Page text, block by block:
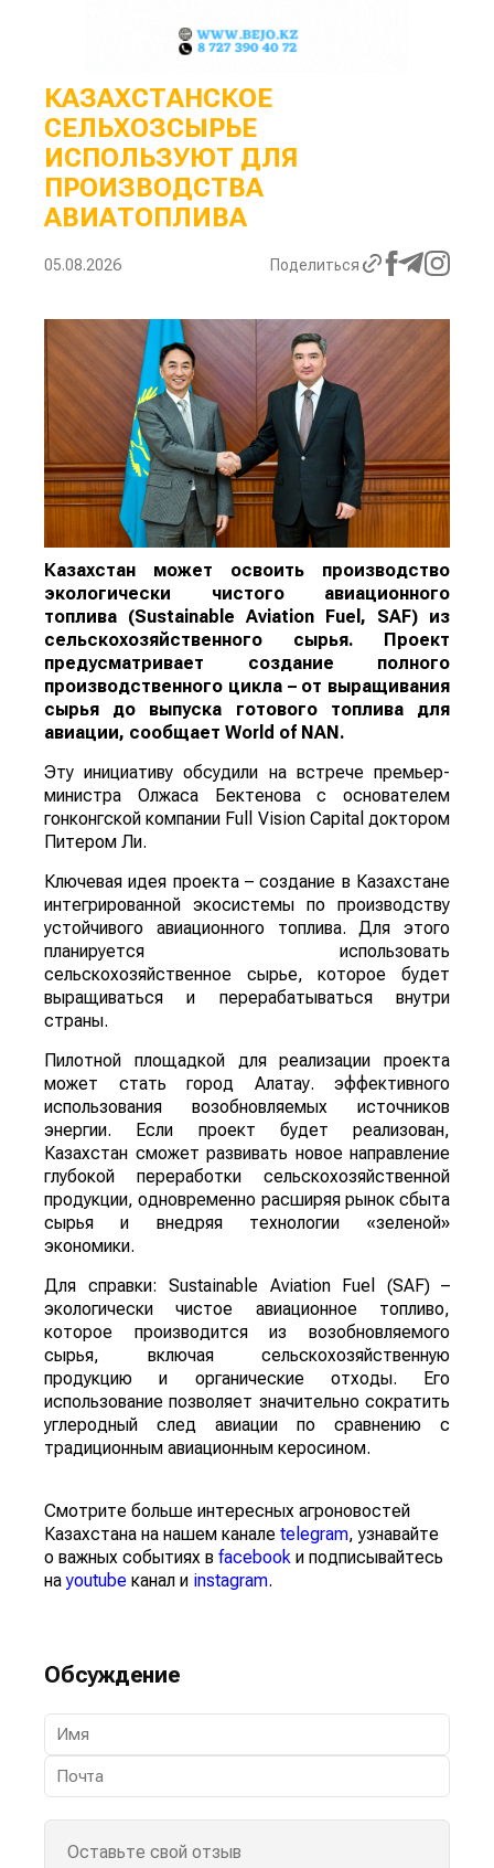
КАЗАХСТАНСКОЕ
СЕЛЬХОЗСЫРЬЕ
ИСПОЛЬЗУЮТ ДЛЯ
ПРОИЗВОДСТВА
АВИАТОПЛИВА
05.08.2026 Поделиться
Казахстан может освоить производство
экологически чистого авиационного
топлива (Sustainable Aviation Fuel, SAF) из
сельскохозяйственного сырья. Проект
предусматривает создание полного
производственного цикла – от выращивания
сырья до выпуска готового топлива для
авиации, сообщает World of NAN .
Эту инициативу обсудили на встрече премьер-
министра Олжаса Бектенова с основателем
гонконгской компании Full Vision Capital доктором
Питером Ли.
Ключевая идея проекта – создание в Казахстане
интегрированной экосистемы по производству
устойчивого авиационного топлива. Для этого
планируется использовать
сельскохозяйственное сырье, которое будет
выращиваться и перерабатываться внутри
страны.
Пилотной площадкой для реализации проекта
может стать город Алатау. эффективного
использования возобновляемых источников
энергии. Если проект будет реализован,
Казахстан сможет развивать новое направление
глубокой переработки сельскохозяйственной
продукции, одновременно расширяя рынок сбыта
сырья и внедряя технологии «зеленой»
экономики.
Для справки: Sustainable Aviation Fuel (SAF) –
экологически чистое авиационное топливо,
которое производится из возобновляемого
сырья, включая сельскохозяйственную
продукцию и органические отходы. Его
использование позволяет значительно сократить
углеродный след авиации по сравнению с
традиционным авиационным керосином.
Смотрите больше интересных агроновостей
Казахстана на нашем канале telegram, узнавайте
о важных событиях в facebook и подписывайтесь
наyoutube канал и instagram.
Обсуждение